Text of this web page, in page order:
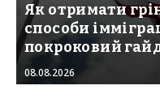
Як отримати
способи
покроковий
08.08.2026